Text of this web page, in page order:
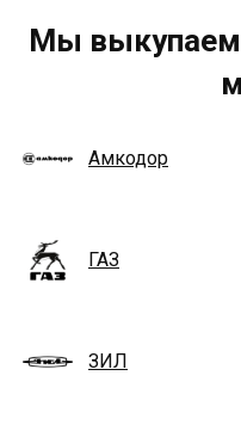
Мы выкупаем
Амкодор
ГАЗ
ЗИЛ